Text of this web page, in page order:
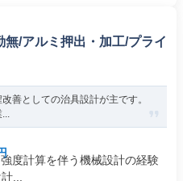
/アルミ押出・加工/プライ
善としての治具設計が主です。
度計算を伴う機械設計の経験
...